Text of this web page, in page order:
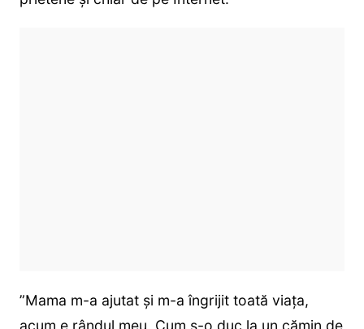
”Mama m-a ajutat și m-a îngrijit toată viața,
acum e rândul meu. Cum s-o duc la un cămin de